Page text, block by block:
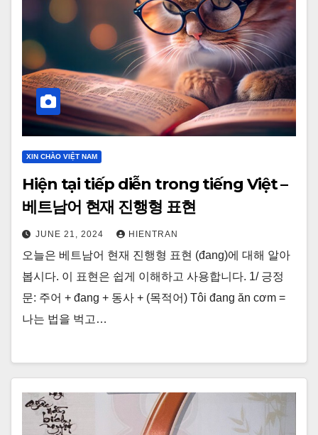
XIN CHÀO VIỆT NAM
Hiện tại tiếp diễn trong tiếng Việt –
베트남어 현재 진행형 표현
JUNE 21, 2024 HIENTRAN
오늘은 베트남어 현재 진행형 표현 (đang)에 대해 알아
봅시다. 이 표현은 쉽게 이해하고 사용합니다. 1/ 긍정
문: 주어 + đang + 동사 + (목적어) Tôi đang ăn cơm =
나는 법을 벅고…